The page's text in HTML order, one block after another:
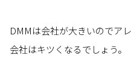
DMMは会社が大きいのでア
会社はキツくなるでしょう。